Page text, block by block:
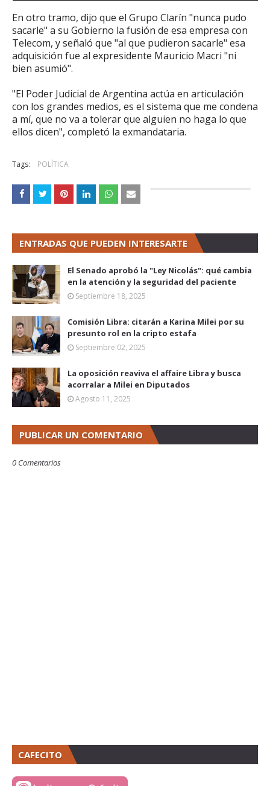
En otro tramo, dijo que el Grupo Clarín "nunca pudo
sacarle" a su Gobierno la fusión de esa empresa con
Telecom, y señaló que "al que pudieron sacarle" esa
adquisición fue al expresidente Mauricio Macri "ni
bien asumió".
"El Poder Judicial de Argentina actúa en articulación
con los grandes medios, es el sistema que me condena
a mí, que no va a tolerar que alguien no haga lo que
ellos dicen", completó la exmandataria.
Tags: POLÍTICA
ENTRADAS QUE PUEDEN INTERESARTE
El Senado aprobó la "Ley Nicolás": qué cambia
en la atención y la seguridad del paciente
Septiembre 18, 2025
Comisión Libra: citarán a Karina Milei por su
presunto rol en la cripto estafa
Septiembre 02, 2025
La oposición reaviva el affaire Libra y busca
acorralar a Milei en Diputados
Agosto 11, 2025
PUBLICAR UN COMENTARIO
0 Comentarios
CAFECITO